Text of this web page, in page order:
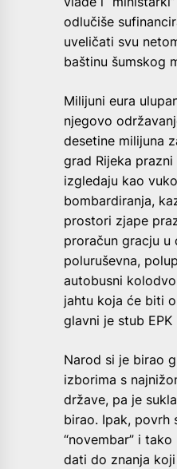
odlučiše
uveličati svu
baštinu šumskog
Milijuni eura
njegovo
desetine milijuna
grad Rijeka
izgledaju kao
bombardiranja,
prostori zjape
proračun gracju u
poluruševna,
autobusni
jahtu koja će biti
glavni je stub EPK
Narod si je birao
izborima s
države, pa je
birao. Ipak, povrh
“novembar” i
dati do znanja